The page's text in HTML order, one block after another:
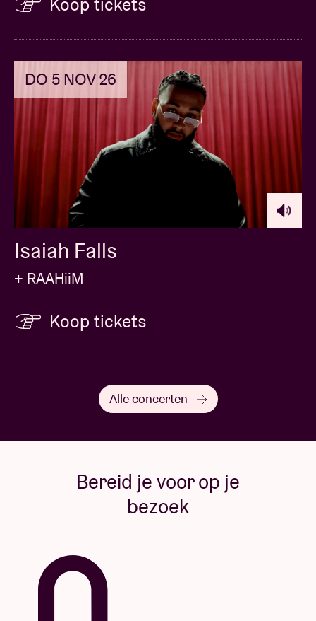
DO 5 NOV 26
Isaiah Falls
+ RAAHiiM
Koop tickets
Alle concerten
Bereid je voor op je
bezoek